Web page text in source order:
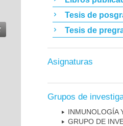
Tesis de
Tesis de
Asignaturas
Grupos de
INMUNOLOGÍA
GRUPO DE